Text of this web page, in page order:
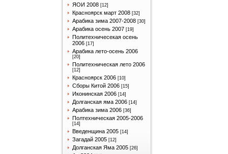
ЯОИ 2008 [12]
Красноярск март 2008 [32]
Арабика зима 2007-2008 [30]
Арабика осень 2007 [19]
Политехничесекая осень
2006 [17]
Арабика лето-осень 2006
[20]
Политехническая лето 2006
[12]
Красноярск 2006 [10]
Сборы Китой 2006 [15]
Иконинская 2006 [14]
Долганская яма 2006 [14]
Арабика зима 2006 [36]
Полтехническая 2005-2006
[14]
Введенщина 2005 [14]
Загадай 2005 [12]
Долганская Яма 2005 [26]